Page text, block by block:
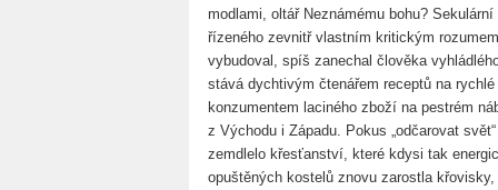
modlami, oltář Neznámému bohu?
řízeného zevnitř vlastním kritickým
vybudoval, spíš zanechal člověka
stává dychtivým čtenářem receptů na
konzumentem laciného zboží na pestrém
z Východu i Západu. Pokus „odčarovat
zemdlelo křesťanství, které kdysi tak
opuštěných kostelů znovu zarostla